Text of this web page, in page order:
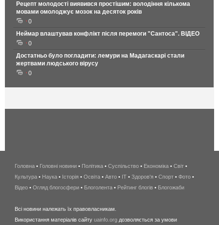
Рецепт молодості виявився простішим: володіння кількома
мовами омолоджує мозок на десяток років
0
Неймар влаштував конфлікт після перемоги "Сантоса". ВІДЕО
0
Достатньо було погладити: лемури на Мадагаскарі стали
жертвами людського вірусу
0
беспроводной
интернет
киев
wimax
Головна • Головні новини • Політика • Суспільство • Економіка • Світ •
Культура • Наука • Історія • Освіта • Авто • IT • Здоров'я • Спорт • Фото •
Відео • Огляд блогосфери • Блоголента • Рейтинг блогів • Блогожаби
Всі новини належать їх правовласникам.
Використання матеріалів сайту uainfo.org дозволяється за умови